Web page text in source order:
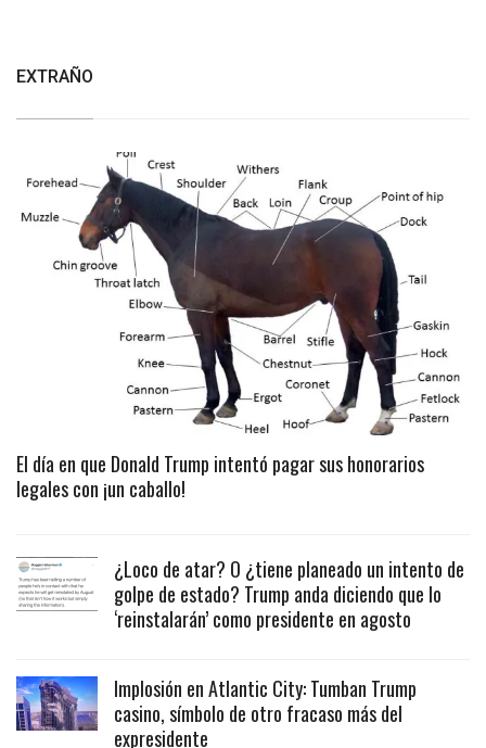
EXTRAÑO
El día en que Donald Trump intentó pagar sus honorarios
legales con ¡un caballo!
¿Loco de atar? O ¿tiene planeado un intento de
golpe de estado? Trump anda diciendo que lo
‘reinstalarán’ como presidente en agosto
Implosión en Atlantic City: Tumban Trump
casino, símbolo de otro fracaso más del
expresidente